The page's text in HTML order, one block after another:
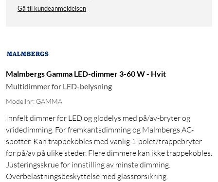
Gå til kundeanmeldelsen
Malmbergs Gamma LED-dimmer 3-60 W - Hvit
Multidimmer for LED-belysning
Modellnr: GAMMA
Innfelt dimmer for LED og glødelys med på/av-bryter og
vridedimming. For fremkantsdimming og Malmbergs AC-
spotter. Kan trappekobles med vanlig 1-polet/trappebryter
for på/av på ulike steder. Flere dimmere kan ikke trappekobles.
Justeringsskrue for innstilling av minste dimming.
Overbelastningsbeskyttelse med glassrørsikring.